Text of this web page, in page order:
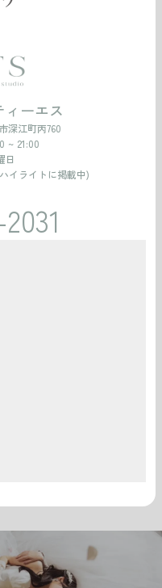
ィーエス
深江町丙760
~ 21:00
日
イライトに掲載中)